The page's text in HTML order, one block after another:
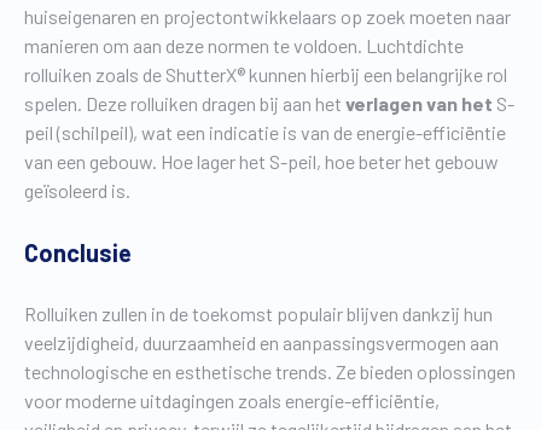
huiseigenaren en projectontwikkelaars op zoek moeten naar
manieren om aan deze normen te voldoen. Luchtdichte
rolluiken zoals de ShutterX® kunnen hierbij een belangrijke rol
spelen. Deze rolluiken dragen bij aan het verlagen van het S-
peil (schilpeil), wat een indicatie is van de energie-efficiëntie
van een gebouw. Hoe lager het S-peil, hoe beter het gebouw
geïsoleerd is.
Conclusie
Rolluiken zullen in de toekomst populair blijven dankzij hun
veelzijdigheid, duurzaamheid en aanpassingsvermogen aan
technologische en esthetische trends. Ze bieden oplossingen
voor moderne uitdagingen zoals energie-efficiëntie,